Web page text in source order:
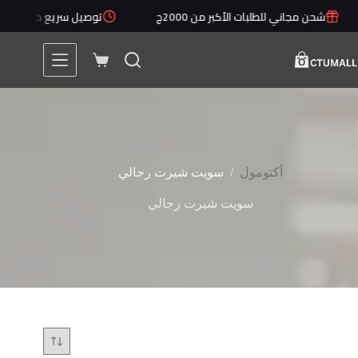
التجاوزشحن مجاني للطلبات الأكبر من 2000ج توصيل سريع خلال 1 - 5 أيام
عربة
أكتومول / سويت شيرت رجالي
سويت شيرت رجالي